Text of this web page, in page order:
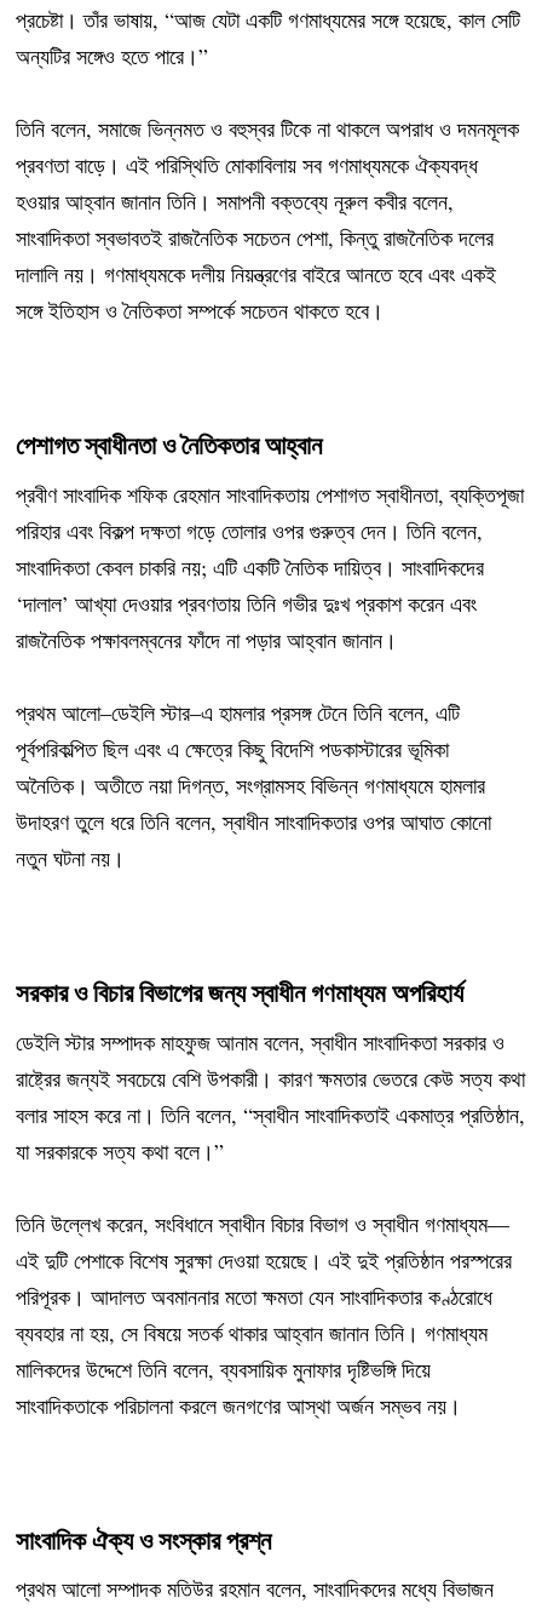
প্রচেষ্টা। তাঁর ভাষায়, “আজ যেটা একটি গণমাধ্যমের সঙ্গে হয়েছে, কাল সেটি
অন্যটির সঙ্গেও হতে পারে।”
তিনি বলেন, সমাজে ভিন্নমত ও বহুস্বর টিকে না থাকলে অপরাধ ও দমনমূলক
প্রবণতা বাড়ে। এই পরিস্থিতি মোকাবিলায় সব গণমাধ্যমকে ঐক্যবদ্ধ
হওয়ার আহ্বান জানান তিনি। সমাপনী বক্তব্যে নূরুল কবীর বলেন,
সাংবাদিকতা স্বভাবতই রাজনৈতিক সচেতন পেশা, কিন্তু রাজনৈতিক দলের
দালালি নয়। গণমাধ্যমকে দলীয় নিয়ন্ত্রণের বাইরে আনতে হবে এবং একই
সঙ্গে ইতিহাস ও নৈতিকতা সম্পর্কে সচেতন থাকতে হবে।
পেশাগত স্বাধীনতা ও নৈতিকতার আহ্বান
প্রবীণ সাংবাদিক শফিক রেহমান সাংবাদিকতায় পেশাগত স্বাধীনতা, ব্যক্তিপূজা
পরিহার এবং বিকল্প দক্ষতা গড়ে তোলার ওপর গুরুত্ব দেন। তিনি বলেন,
সাংবাদিকতা কেবল চাকরি নয়; এটি একটি নৈতিক দায়িত্ব। সাংবাদিকদের
‘দালাল’ আখ্যা দেওয়ার প্রবণতায় তিনি গভীর দুঃখ প্রকাশ করেন এবং
রাজনৈতিক পক্ষাবলম্বনের ফাঁদে না পড়ার আহ্বান জানান।
প্রথম আলো–ডেইলি স্টার–এ হামলার প্রসঙ্গ টেনে তিনি বলেন, এটি
পূর্বপরিকল্পিত ছিল এবং এ ক্ষেত্রে কিছু বিদেশি পডকাস্টারের ভূমিকা
অনৈতিক। অতীতে নয়া দিগন্ত, সংগ্রামসহ বিভিন্ন গণমাধ্যমে হামলার
উদাহরণ তুলে ধরে তিনি বলেন, স্বাধীন সাংবাদিকতার ওপর আঘাত কোনো
নতুন ঘটনা নয়।
সরকার ও বিচার বিভাগের জন্য স্বাধীন গণমাধ্যম অপরিহার্য
ডেইলি স্টার সম্পাদক মাহফুজ আনাম বলেন, স্বাধীন সাংবাদিকতা সরকার ও
রাষ্ট্রের জন্যই সবচেয়ে বেশি উপকারী। কারণ ক্ষমতার ভেতরে কেউ সত্য কথা
বলার সাহস করে না। তিনি বলেন, “স্বাধীন সাংবাদিকতাই একমাত্র প্রতিষ্ঠান,
যা সরকারকে সত্য কথা বলে।”
তিনি উল্লেখ করেন, সংবিধানে স্বাধীন বিচার বিভাগ ও স্বাধীন গণমাধ্যম—
এই দুটি পেশাকে বিশেষ সুরক্ষা দেওয়া হয়েছে। এই দুই প্রতিষ্ঠান পরস্পরের
পরিপূরক। আদালত অবমাননার মতো ক্ষমতা যেন সাংবাদিকতার কণ্ঠরোধে
ব্যবহার না হয়, সে বিষয়ে সতর্ক থাকার আহ্বান জানান তিনি। গণমাধ্যম
মালিকদের উদ্দেশে তিনি বলেন, ব্যবসায়িক মুনাফার দৃষ্টিভঙ্গি দিয়ে
সাংবাদিকতাকে পরিচালনা করলে জনগণের আস্থা অর্জন সম্ভব নয়।
সাংবাদিক ঐক্য ও সংস্কার প্রশ্ন
প্রথম আলো সম্পাদক মতিউর রহমান বলেন, সাংবাদিকদের মধ্যে বিভাজন